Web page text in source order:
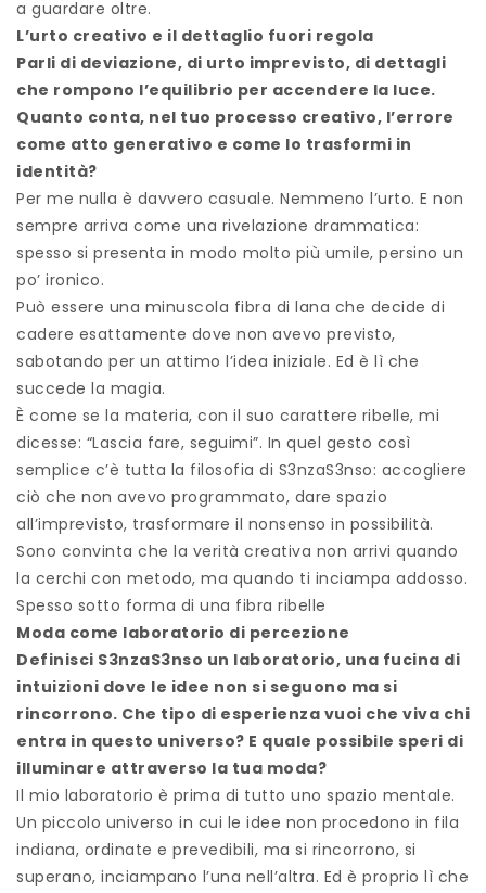
a guardare oltre.
L’urto creativo e il dettaglio fuori regola
Parli di deviazione, di urto imprevisto, di dettagli
che rompono l’equilibrio per accendere la luce.
Quanto conta, nel tuo processo creativo, l’errore
come atto generativo e come lo trasformi in
identità?
Per me nulla è davvero casuale. Nemmeno l’urto. E non
sempre arriva come una rivelazione drammatica:
spesso si presenta in modo molto più umile, persino un
po’ ironico.
Può essere una minuscola fibra di lana che decide di
cadere esattamente dove non avevo previsto,
sabotando per un attimo l’idea iniziale. Ed è lì che
succede la magia.
È come se la materia, con il suo carattere ribelle, mi
dicesse: “Lascia fare, seguimi”. In quel gesto così
semplice c’è tutta la filosofia di S3nzaS3nso: accogliere
ciò che non avevo programmato, dare spazio
all’imprevisto, trasformare il nonsenso in possibilità.
Sono convinta che la verità creativa non arrivi quando
la cerchi con metodo, ma quando ti inciampa addosso.
Spesso sotto forma di una fibra ribelle
Moda come laboratorio di percezione
Definisci S3nzaS3nso un laboratorio, una fucina di
intuizioni dove le idee non si seguono ma si
rincorrono. Che tipo di esperienza vuoi che viva chi
entra in questo universo? E quale possibile speri di
illuminare attraverso la tua moda?
Il mio laboratorio è prima di tutto uno spazio mentale.
Un piccolo universo in cui le idee non procedono in fila
indiana, ordinate e prevedibili, ma si rincorrono, si
superano, inciampano l’una nell’altra. Ed è proprio lì che